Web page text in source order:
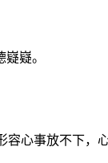
嶷。
容心事放不下，